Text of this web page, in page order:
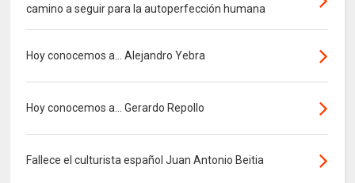
camino a seguir para la autoperfección humana
Hoy conocemos a... Alejandro Yebra
Hoy conocemos a... Gerardo Repollo
Fallece el culturista español Juan Antonio Beitia